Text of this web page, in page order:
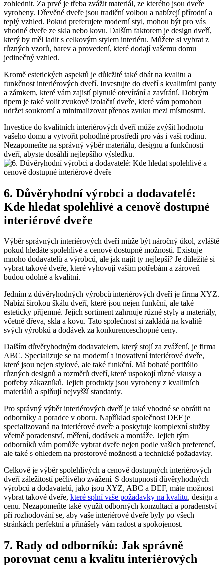
⁢zohlednit. Za prvé je třeba zvážit​ materiál, ze kterého jsou dveře
vyrobeny. Dřevěné dveře jsou tradiční volbou‍ a nabízejí přírodní a
teplý vzhled. Pokud preferujete moderní​ styl, mohou⁤ být pro‍ vás‌
vhodné dveře ze skla nebo kovu. Dalším faktorem je design dveří,
⁤který by měl ladit s celkovým stylem interiéru. Můžete‌ si vybrat z
různých vzorů, barev a provedení, ‌které ‌dodají vašemu domu
jedinečný vzhled.
Kromě estetických aspektů je ⁤důležité také dbát na kvalitu a
funkčnost interiérových‍ dveří. Investujte do dveří ⁤s kvalitními panty
a zámkem, které vám zajistí plynulé otevírání⁤ a zavírání. Dobrým
tipem je také volit zvukově izolační dveře, ​které vám pomohou‍
udržet ‌soukromí a minimalizovat přenos zvuku mezi místnostmi.
Investice do kvalitních interiérových‌ dveří může zvýšit ‌hodnotu
vašeho domu a⁤ vytvořit pohodlné‌ prostředí pro vás i vaši⁤ rodinu.
Nezapomeňte ⁣na správný výběr materiálu, ⁢designu a​ funkčnosti⁣
dveří, abyste dosáhli nejlepšího výsledku.
6. Důvěryhodní výrobci a‍ dodavatelé:
Kde⁣ hledat spolehlivé a cenově dostupné
interiérové dveře
Výběr správných interiérových‍ dveří ⁢může být náročný ⁣úkol, ⁢zvláště
pokud ​hledáte spolehlivé a cenově dostupné ⁢možnosti. ⁤Existuje⁤
mnoho dodavatelů a výrobců, ale jak najít ty nejlepší? Je⁢ důležité si
vybrat takové dveře, ​které ‌vyhovují vašim potřebám a zároveň
budou ⁢odolné a kvalitní.
Jedním z ​důvěryhodných výrobců interiérových dveří je firma XYZ.
Nabízí širokou‌ škálu ⁣dveří, které jsou ​nejen funkční,⁢ ale také
esteticky příjemné. Jejich sortiment zahrnuje různé styly a materiály,
včetně ​dřeva, skla a kovu. Tato společnost ‍si zakládá na kvalitě
svých výrobků a dodávek za konkurenceschopné⁣ ceny.
Dalším důvěryhodným dodavatelem, který‌ stojí za zvážení, je firma
ABC. Specializuje⁤ se​ na‌ moderní a inovativní interiérové dveře,
‍které jsou nejen stylové, ale⁢ také funkční. Má ‌bohaté portfólio
různých designů a rozměrů dveří, které⁤ uspokojí různé vkusy a
potřeby​ zákazníků. Jejich produkty jsou ⁣vyrobeny z kvalitních⁢
materiálů a splňují nejvyšší ‌standardy.
Pro správný výběr interiérových dveří je také vhodné se obrátit na
odborníky a poradce v oboru. Například společnost⁣ DEF je⁢
specializovaná na interiérové dveře a poskytuje komplexní služby
včetně poradenství, ⁤měření, dodávek​ a montáže. Jejich ‍tým
odborníků vám ⁢pomůže ​vybrat dveře‍ nejen podle vašich preferencí,
ale také s ⁤ohledem na prostorové​ možnosti ⁣a technické požadavky.
Celkově ⁣je výběr spolehlivých a cenově dostupných interiérových
dveří záležitostí pečlivého zvážení.⁤ S dostupností důvěryhodných
výrobců ⁣a dodavatelů, jako jsou⁢ XYZ, ABC a‍ DEF, máte možnost
⁣vybrat⁢ takové dveře, které splní vaše požadavky⁢ na kvalitu, design a
⁣cenu. Nezapomeňte také ⁢využít odborných konzultací a⁢ poradenství
při ​rozhodování se, aby ⁣vaše interiérové dveře byly po všech
stránkách ⁢perfektní​ a přinášely vám radost a spokojenost.
7. ⁤Rady od odborníků: Jak ⁣správně
porovnat cenu a kvalitu ⁤interiérových